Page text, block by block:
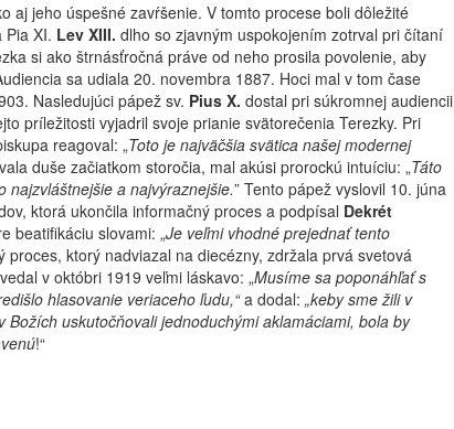
aj jeho úspešné zavŕšenie. V tomto procese boli dôležité
Pia XI. Lev XIII. dlho so zjavným uspokojením zotrval pri čítaní
si ako štrnásťročná práve od neho prosila povolenie, aby
sa udiala 20. novembra 1887. Hoci mal v tom čase
Nasledujúci pápež sv. Pius X. dostal pri súkromnej audiencii
príležitosti vyjadril svoje prianie svätorečenia Terezky. Pri
reagoval: „Toto je najväčšia svätica našej modernej
duše začiatkom storočia, mal akúsi prorockú intuíciu: „Táto
a najvýraznejšie.” Tento pápež vyslovil 10. júna
ktorá ukončila informačný proces a podpísal Dekrét
beatifikáciu slovami: „Je veľmi vhodné prejednať tento
proces, ktorý nadviazal na diecézny, zdržala prvá svetová
v októbri 1919 veľmi láskavo: „Musíme sa poponáhľať s
hlasovanie veriaceho ľudu,“a dodal: „keby sme žili v
uskutočňovali jednoduchými aklamáciami, bola by
!“